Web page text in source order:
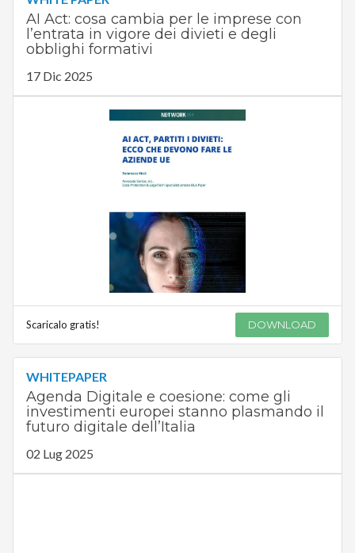
AI Act: cosa cambia per le imprese con
l’entrata in vigore dei divieti e degli
obblighi formativi
17 Dic 2025
Scaricalo gratis! DOWNLOAD
WHITEPAPER
Agenda Digitale e coesione: come gli
investimenti europei stanno plasmando il
futuro digitale dell’Italia
02 Lug 2025